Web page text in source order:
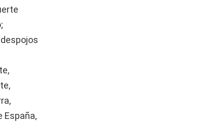
España,